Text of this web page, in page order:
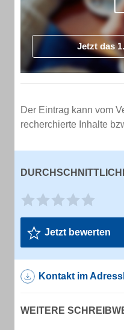
Jetzt das
Der Eintrag kann vom
recherchierte Inhalte
Jetzt bewerten
Kontakt im
WEITERE